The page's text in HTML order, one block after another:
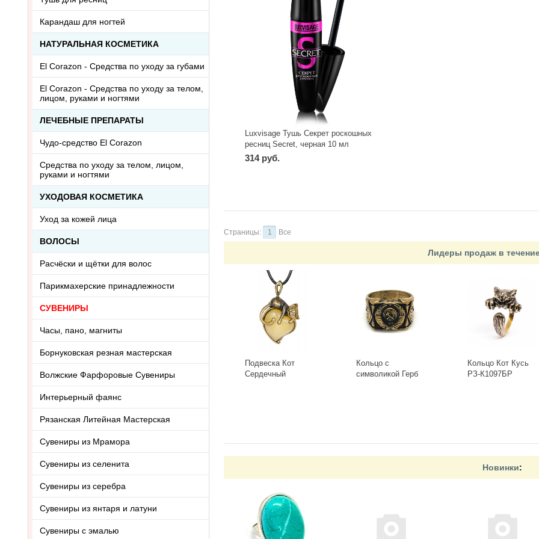
Luxvisage Тушь Секрет роскошных
ресниц Secret, черная 10 мл
314 руб.
Страницы: 1 Все
Лидеры продаж в
Подвеска Кот
Сердечный
Кольцо с
символикой Герб
Кольцо Кот Кусь
РЗ-К1097БР
Новинки:
Карандаш для ногтей
НАТУРАЛЬНАЯ КОСМЕТИКА
El Corazon - Средства по уходу за губами
El Corazon - Средства по уходу за телом,
лицом, руками и ногтями
ЛЕЧЕБНЫЕ ПРЕПАРАТЫ
Чудо-средство El Corazon
Средства по уходу за телом, лицом,
руками и ногтями
УХОДОВАЯ КОСМЕТИКА
Уход за кожей лица
ВОЛОСЫ
Расчёски и щётки для волос
Парикмахерские принадлежности
СУВЕНИРЫ
Часы, пано, магниты
Борнуковская резная мастерская
Волжские Фарфоровые Сувениры
Интерьерный фаянс
Рязанская Литейная Мастерская
Сувениры из Мрамора
Сувениры из селенита
Сувениры из серебра
Сувениры из янтаря и латуни
Сувениры с эмалью